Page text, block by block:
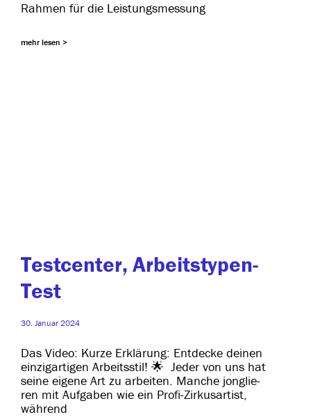
Rahmen für die Leistungsmessung
mehr lesen >
Testcenter, Arbeitstypen-
Test
30. Januar 2024
Das Video: Kurze Erklärung: Entdecke dei­nen
ein­zig­ar­ti­gen Arbeitsstil! 🌟 Jeder von uns hat
sei­ne eige­ne Art zu arbei­ten. Manche jon­glie­
ren mit Aufgaben wie ein Profi-Zirkusartist,
während